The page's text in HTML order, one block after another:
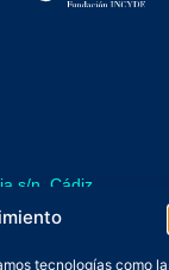
tecnologías como
s/n. Cádiz